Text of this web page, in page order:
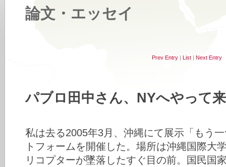
論文・エッセイ
Prev Entry| List| Next Entry
パブロ田中さん、NYへやって
私は去る2005年3月、沖縄にて展示「もう
トフォームを開催した。場所は沖縄国際大
リコプターが墜落したすぐ目の前。国民国